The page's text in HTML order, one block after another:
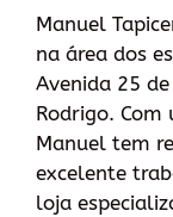
Manuel
na área dos
Avenida 25
Rodrigo.
Manuel tem
excelente
loja